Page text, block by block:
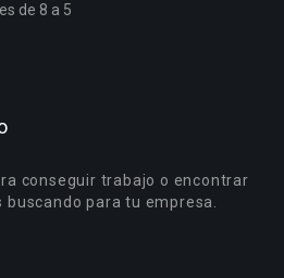
de 8 a 5
conseguir trabajo o encontrar
buscando para tu empresa.